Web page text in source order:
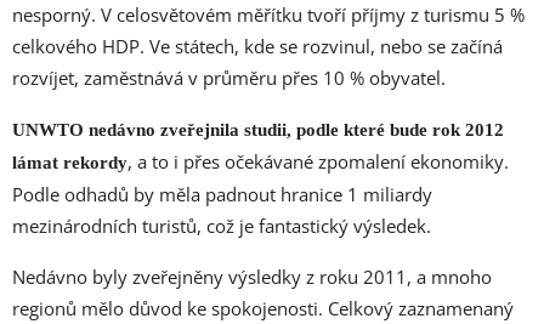
nesporný. V celosvětovém měřítku tvoří příjmy z turismu 5 %
celkového HDP. Ve státech, kde se rozvinul, nebo se začíná
rozvíjet, zaměstnává v průměru přes 10 % obyvatel.
UNWTO nedávno zveřejnila studii, podle které bude rok 2012
lámat rekordy, a to i přes očekávané zpomalení ekonomiky.
Podle odhadů by měla padnout hranice 1 miliardy
mezinárodních turistů, což je fantastický výsledek.
Nedávno byly zveřejněny výsledky z roku 2011, a mnoho
regionů mělo důvod ke spokojenosti. Celkový zaznamenaný